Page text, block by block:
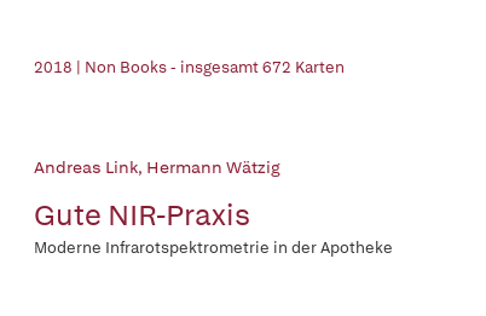
2018 | Non Books - insgesamt 672 Karten
Andreas Link, Hermann Wätzig
Gute NIR-Praxis
Moderne Infrarotspektrometrie in der Apotheke